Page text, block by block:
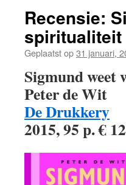
Recensie:
spiritualiteit
Geplaatst op31 januari,
Sigmund
Peter de Wit
De Drukkery
2015, 95 p. €